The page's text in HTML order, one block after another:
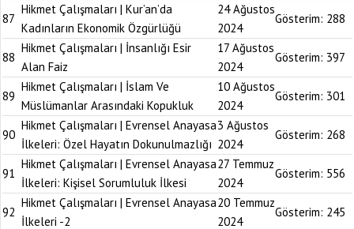
87
Hikmet Çalışmaları | Kur’an’da
Kadınların Ekonomik Özgürlüğü
24 Ağustos
2024
Gösterim: 288
88
Hikmet Çalışmaları | İnsanlığı Esir
Alan Faiz
17 Ağustos
2024
Gösterim: 397
89
Hikmet Çalışmaları | İslam Ve
Müslümanlar Arasındaki Kopukluk
10 Ağustos
2024
Gösterim: 301
90
Hikmet Çalışmaları | Evrensel Anayasa
İlkeleri: Özel Hayatın Dokunulmazlığı
3 Ağustos
2024
Gösterim: 268
91
Hikmet Çalışmaları | Evrensel Anayasa
İlkeleri: Kişisel Sorumluluk İlkesi
27 Temmuz
2024
Gösterim: 556
92
Hikmet Çalışmaları | Evrensel Anayasa
İlkeleri -2
20 Temmuz
2024
Gösterim: 245